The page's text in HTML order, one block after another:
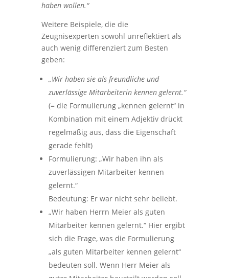
haben wollen.“
Weitere Beispiele, die die
Zeugnisexperten sowohl unreflektiert als
auch wenig differenziert zum Besten
geben:
„Wir haben sie als freundliche und
zuverlässige Mitarbeiterin kennen gelernt.“
(= die Formulierung „kennen gelernt“ in
Kombination mit einem Adjektiv drückt
regelmäßig aus, dass die Eigenschaft
gerade fehlt)
Formulierung: „Wir haben ihn als
zuverlässigen Mitarbeiter kennen
gelernt.“
Bedeutung: Er war nicht sehr beliebt.
„Wir haben Herrn Meier als guten
Mitarbeiter kennen gelernt.“ Hier ergibt
sich die Frage, was die Formulierung
„als guten Mitarbeiter kennen gelernt“
bedeuten soll. Wenn Herr Meier als